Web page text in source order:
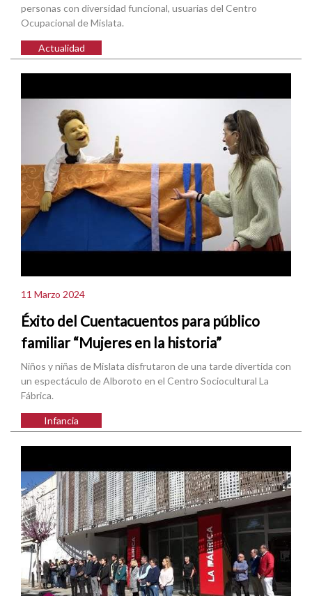
personas con diversidad funcional, usuarias del Centro
Ocupacional de Mislata.
Actualidad
11 Marzo 2024
Éxito del Cuentacuentos para público
familiar “Mujeres en la historia”
Niños y niñas de Mislata disfrutaron de una tarde divertida con
un espectáculo de Alboroto en el Centro Sociocultural La
Fábrica.
Infancia